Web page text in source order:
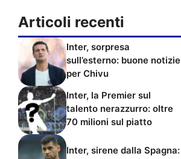
Articoli recenti
Inter, sorpresa
sull’esterno: buone notizie
per Chivu
Inter, la Premier sul
talento nerazzurro: oltre
70 milioni sul piatto
Inter, sirene dalla Spagna: